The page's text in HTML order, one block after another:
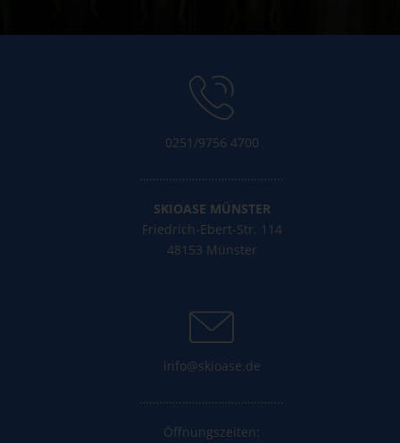
0251/9756 4700
……………………………………..
SKIOASE MÜNSTER
Friedrich-Ebert-Str. 114
48153 Münster
info@skioase.de
……………………………………..
Öffnungszeiten: